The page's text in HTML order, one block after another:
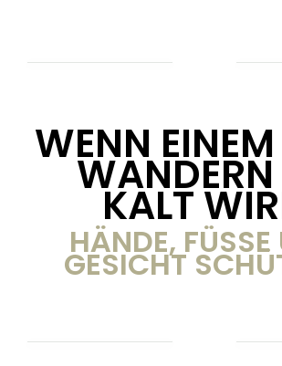
WENN
WANDERN
KALT
HÄNDE, FÜSSE
ESICHT